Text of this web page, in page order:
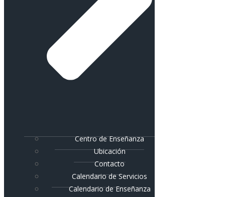
Centro de Enseñanza
Ubicación
Contacto
Calendario de Servicios
Calendario de Enseñanza